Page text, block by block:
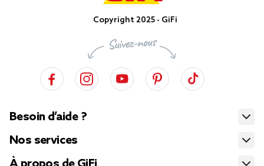
Copyright 2025 - GiFi
Besoin d’aide ?
Nos services